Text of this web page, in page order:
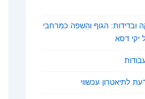
ובדידות: הגוף והשפה כמרחבי
יקי דסא
לתיאטרון עכשווי